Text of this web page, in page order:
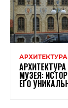
АРХИТЕКТУРА
МУЗЕЯ:
ЕГО